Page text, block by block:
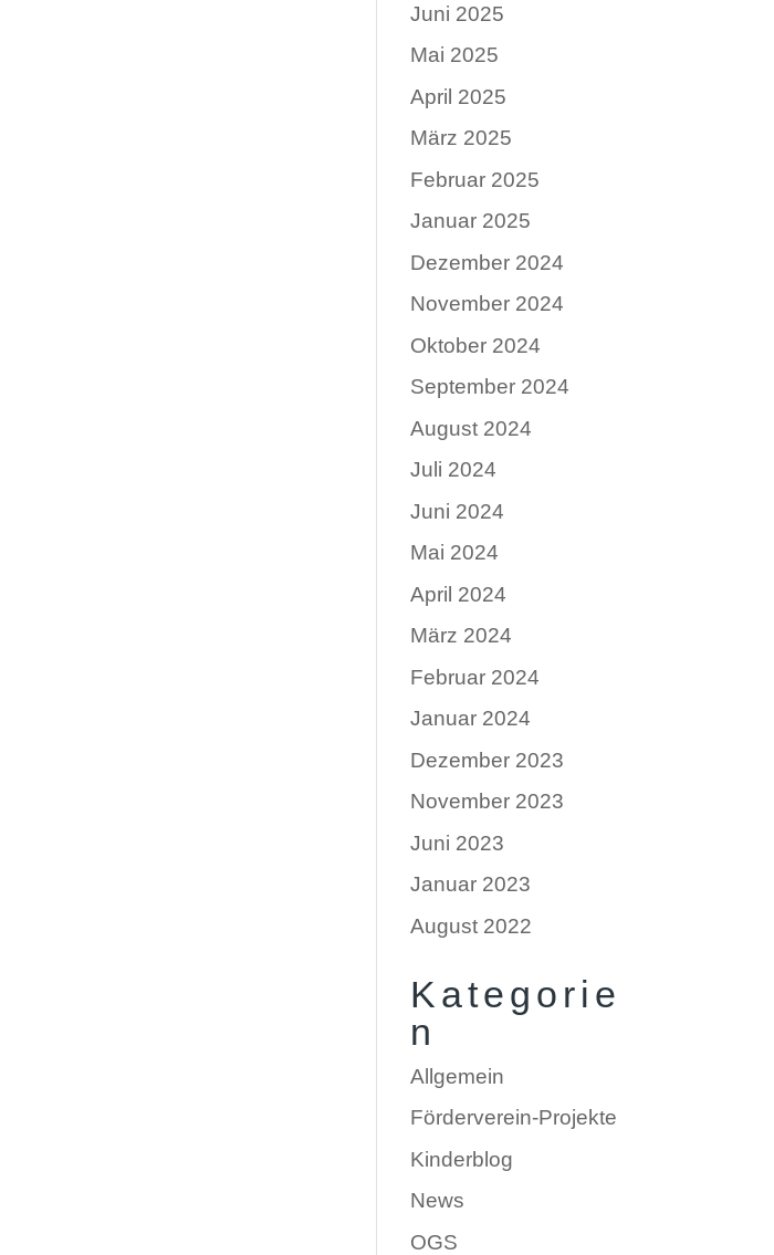
Juni 2025
Mai 2025
April 2025
März 2025
Februar 2025
Januar 2025
Dezember 2024
November 2024
Oktober 2024
September 2024
August 2024
Juli 2024
Juni 2024
Mai 2024
April 2024
März 2024
Februar 2024
Januar 2024
Dezember 2023
November 2023
Juni 2023
Januar 2023
August 2022
Kategorie
n
Allgemein
Förderverein-Projekte
Kinderblog
News
OGS